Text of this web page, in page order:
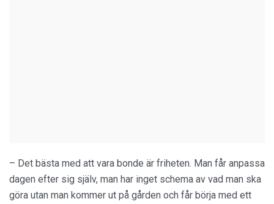
– Det bästa med att vara bonde är friheten. Man får anpassa
dagen efter sig själv, man har inget schema av vad man ska
göra utan man kommer ut på gården och får börja med ett